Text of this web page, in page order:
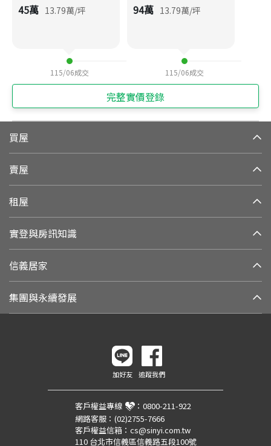
45萬 13.79萬/坪
115/06成交
94萬 13.79萬/坪
115/06成交
完整實價登錄
買屋
賣屋
租屋
實登與房訊知識
信義居家
集團與永續發展
加好友 追蹤我們
客戶權益專線 ： 0800-211-922
網路客服： (02)2755-7666
客戶權益信箱： cs@sinyi.com.tw
110 台北市信義區信義路五段100號